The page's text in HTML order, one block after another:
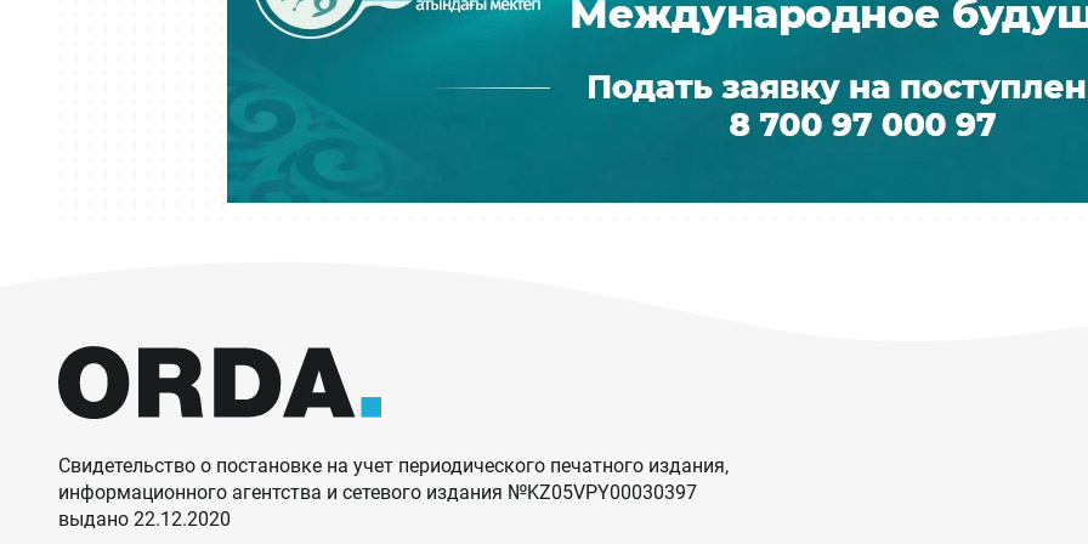
Свидетельство о постановке на учет периодического печатного издания,
информационного агентства и сетевого издания №KZ05VPY00030397
выдано 22.12.2020